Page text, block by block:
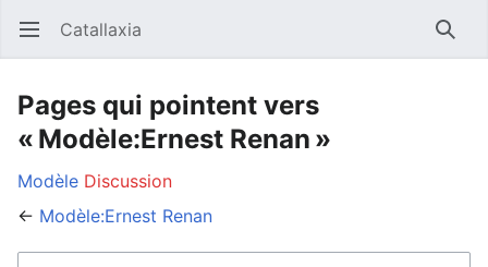
Ouvrir le menu principal Catallaxia
Pages qui pointent vers
« Modèle:Ernest Renan »
Modèle Discussion
← Modèle:Ernest Renan